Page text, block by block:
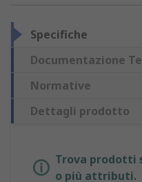
Specifiche
Documentazione
Normative
Dettagli prodotto
Trova prodotti
o più attributi.